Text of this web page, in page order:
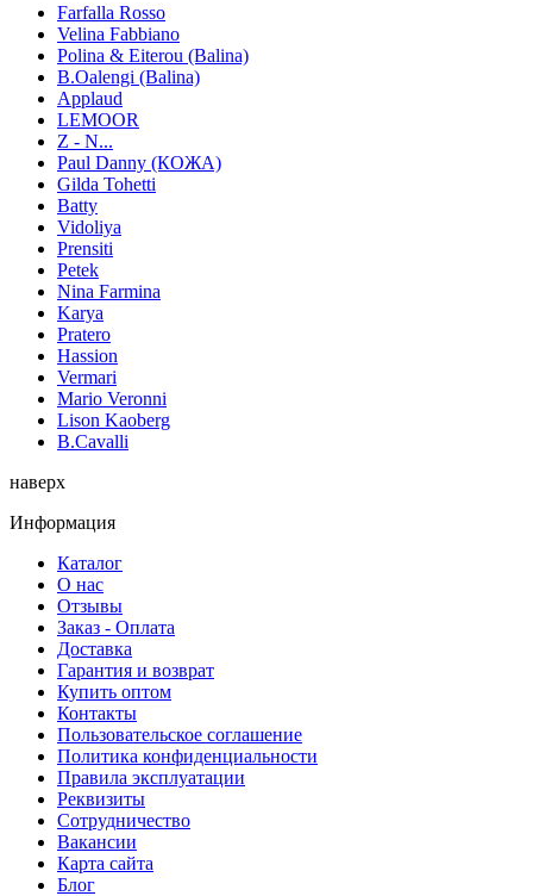
Farfalla Rosso
Velina Fabbiano
Polina & Eiterou (Balina)
B.Oalengi (Balina)
Applaud
LEMOOR
Z - N...
Paul Danny (КОЖА)
Gilda Tohetti
Batty
Vidoliya
Prensiti
Petek
Nina Farmina
Karya
Pratero
Hassion
Vermari
Mario Veronni
Lison Kaoberg
B.Cavalli
наверх
Информация
Каталог
О нас
Отзывы
Заказ - Оплата
Доставка
Гарантия и возврат
Купить оптом
Контакты
Пользовательское соглашение
Политика конфиденциальности
Правила эксплуатации
Реквизиты
Сотрудничество
Вакансии
Карта сайта
Блог